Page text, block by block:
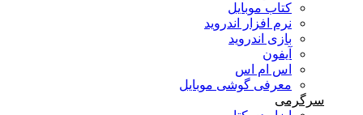
کتاب موبایل
نرم افزار اندروید
بازی اندروید
آیفون
اس ام اس
معرفی گوشی موبایل
سرگرمی